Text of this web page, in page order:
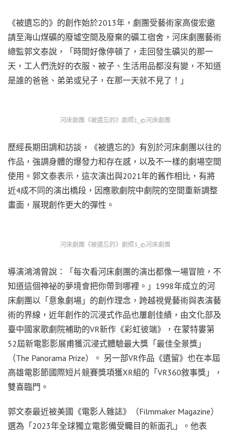
《被遺忘的》的創作始於2013年，劇團受藝術家高俊宏邀
請至海山煤礦的廢墟空間及廢棄的礦工宿舍，河床劇團藝術
總監郭文泰說，「時間好像停頓了，走回發生礦災的那一
天，工人們洗好的衣服、被子、生活用品都沒有變，不知道
是誰的爸爸、弟弟或兒子，在那一天就不見了！」
河床劇團《被遺忘的》劇照1_©️河床劇團
歷經長期田調和訪談，《被遺忘的》有別於河床劇團以往的
作品，強調身體的爆發力和存在感，以及不一樣的劇場空間
使用。郭文泰表示，這次演出與2021年的舊作相比，有將
近4成不同的演出橋段，因應歌劇院中劇院的空間重新調整
畫面，展現創作更大的彈性。
河床劇團《被遺忘的》劇照3_©️河床劇團
導演鴻鴻曾說：「每次看河床劇團的演出都像一場冒險，不
知道這個神祕的夢境會把你帶到哪裡。」1998年成立的河
床劇團以「意象劇場」的創作理念，跨越視覺藝術與表演藝
術的界線，近年創作的沉浸式作品也屢創佳績，由文化部及
臺中國家歌劇院補助的VR新作《彩虹彼端》，在蒙特婁第
52屆新電影影展甫獲沉浸式體驗最大獎「最佳全景獎」
（The Panorama Prize）。 另一部VR作品《遺留》也在本屆
高雄電影節國際短片競賽獎項獲XR組的「VR360敘事獎」，
雙喜臨門。
郭文泰最近被美國《電影人雜誌》（Filmmaker Magazine）
選為「2023年全球獨立電影備受矚目的新面孔」。他表